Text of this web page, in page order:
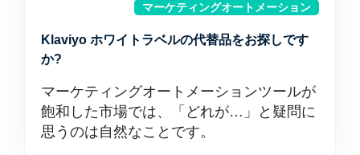
マーケティングオートメーション
Klaviyo ホワイトラベルの代替品をお探しです
か?
マーケティングオートメーションツールが
飽和した市場では、「どれが…」と疑問に
思うのは自然なことです。